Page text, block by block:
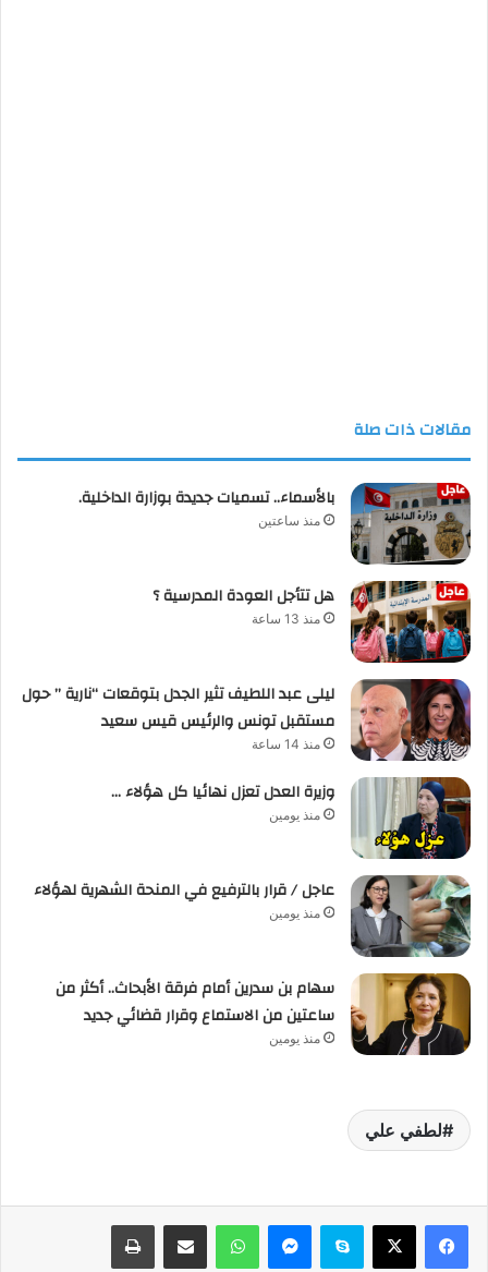
مقالات ذات صلة
بالأسماء.. تسميات جديدة بوزارة الداخلية.
منذ ساعتين
هل تتأجل العودة المدرسية ؟
منذ 13 ساعة
ليلى عبد اللطيف تثير الجدل بتوقعات “نارية ” حول
مستقبل تونس والرئيس قيس سعيد
منذ 14 ساعة
وزيرة العدل تعزل نهائيا كل هؤلاء …
منذ يومين
عاجل / قرار بالترفيع في المنحة الشهرية لهؤلاء
منذ يومين
سهام بن سدرين أمام فرقة الأبحاث.. أكثر من
ساعتين من الاستماع وقرار قضائي جديد
منذ يومين
لطفي علي
فيسبوك سكايب واتساب